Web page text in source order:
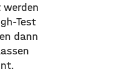
werden
Test
dann